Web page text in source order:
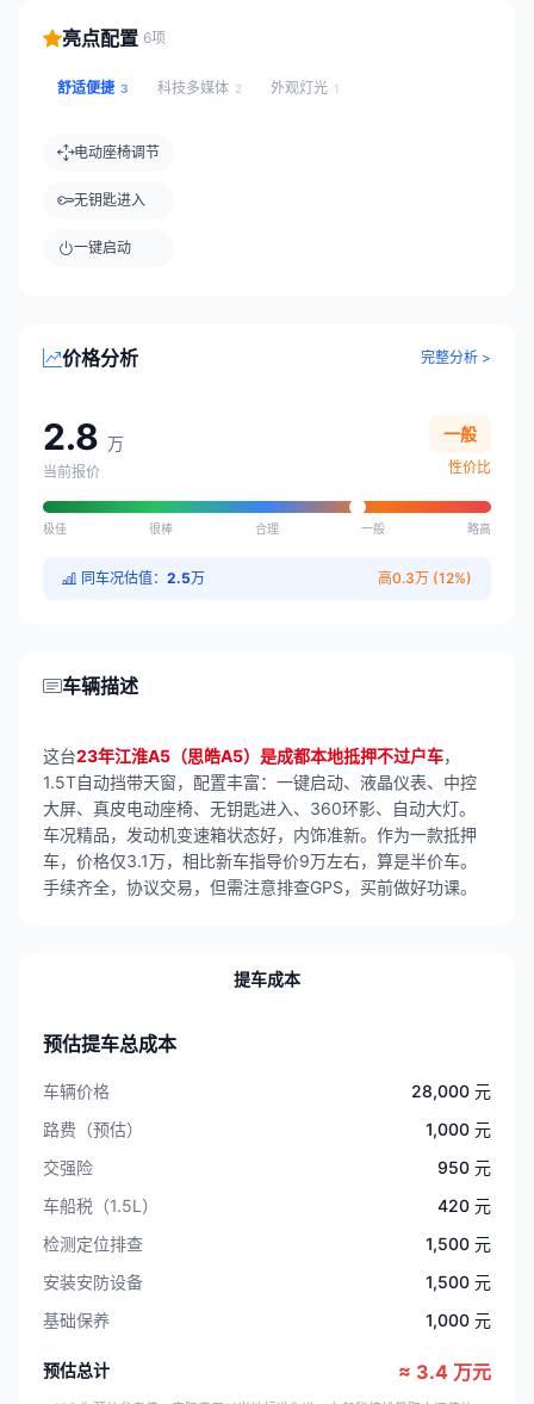
亮点配置 6项
舒适便捷 3 科技多媒体 2 外观灯光 1
电动座椅调节
无钥匙进入
一键启动
价格分析 完整分析 >
2.8 万
当前报价
一般
性价比
极佳 很棒 合理 一般 略高
同车况估值： 2.5万 高0.3万 (12%)
车辆描述
这台23年江淮A5（思皓A5）是成都本地抵押不过户车，
1.5T自动挡带天窗，配置丰富：一键启动、液晶仪表、中控
大屏、真皮电动座椅、无钥匙进入、360环影、自动大灯。
车况精品，发动机变速箱状态好，内饰准新。作为一款抵押
车，价格仅3.1万，相比新车指导价9万左右，算是半价车。
手续齐全，协议交易，但需注意排查GPS，买前做好功课。
提车成本
预估提车总成本
车辆价格
28,000 元
路费（预估）
1,000 元
交强险
950 元
车船税（1.5L）
420 元
检测定位排查
1,500 元
安装安防设备
1,500 元
基础保养
1,000 元
预估总计 ≈ 3.4 万元